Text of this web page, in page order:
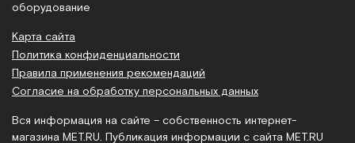
оборудование
Карта сайта
Политика конфиденциальности
Правила применения рекомендаций
Согласие на обработку персональных данных
Вся информация на сайте – собственность интернет-
магазина MET.RU. Публикация информации с сайта MET.RU